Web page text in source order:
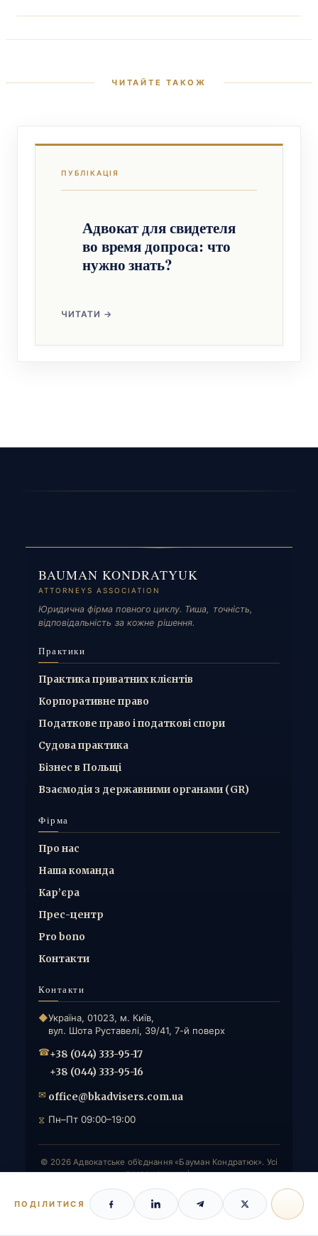
ПОДІЛИТИСЯ
Адвокат для свидетеля
во время допроса: что
нужно знать?
BAUMAN KONDRATYUK
ATTORNEYS ASSOCIATION
Юридична фірма повного циклу. Тиша, точність,
відповідальність за кожне рішення.
Практики
Практика приватних клієнтів
Корпоративне право
Податкове право і податкові спори
Судова практика
Бізнес в Польщі
Взаємодія з державними органами (GR)
Фірма
Про нас
Наша команда
Кар’єра
Прес-центр
Pro bono
Контакти
Контакти
◆Україна, 01023, м. Київ,
вул. Шота Руставелі, 39/41, 7-й поверх
☎+38 (044) 333-95-17
+38 (044) 333-95-16
✉ office@bkadvisers.com.ua
⧖ Пн–Пт 09:00–19:00
© 2026 Адвокатське об’єднання «Бауман Кондратюк». Усі
права захищені.
Privileged Communication · захищено адвокатською
таємницею
Політика конфіденційності